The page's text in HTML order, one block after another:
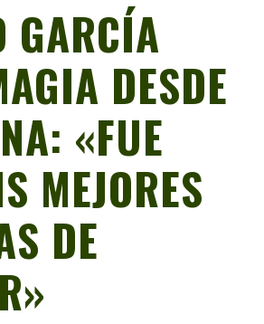
GARCÍA
DESDE
«FUE
MEJORES
DE